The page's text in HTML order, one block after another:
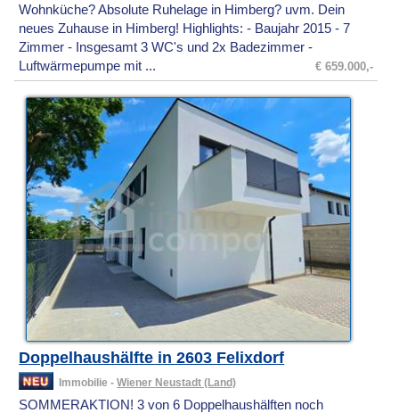
Wohnküche? Absolute Ruhelage in Himberg? uvm. Dein
neues Zuhause in Himberg! Highlights: - Baujahr 2015 - 7
Zimmer - Insgesamt 3 WC's und 2x Badezimmer -
Luftwärmepumpe mit ...
€ 659.000,-
Doppelhaushälfte in 2603 Felixdorf
Immobilie -Wiener Neustadt (Land)
SOMMERAKTION! 3 von 6 Doppelhaushälften noch